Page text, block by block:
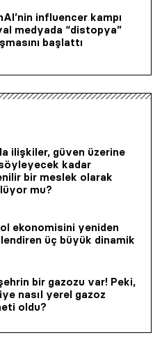
influencer kampı
medyada “distopya”
başlattı
ilişkiler, güven üzerine
kadar
bir mes­lek olarak
mu?
ekonomisini yeniden
üç büyük dinamik
bir gazozu var! Peki,
nasıl yerel gazoz
oldu?